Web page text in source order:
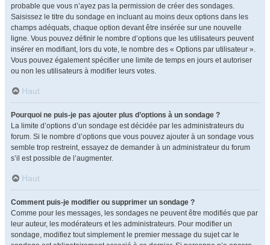
probable que vous n’ayez pas la permission de créer des sondages.
Saisissez le titre du sondage en incluant au moins deux options dans les
champs adéquats, chaque option devant être insérée sur une nouvelle
ligne. Vous pouvez définir le nombre d’options que les utilisateurs peuvent
insérer en modifiant, lors du vote, le nombre des « Options par utilisateur ».
Vous pouvez également spécifier une limite de temps en jours et autoriser
ou non les utilisateurs à modifier leurs votes.
Haut
Pourquoi ne puis-je pas ajouter plus d’options à un sondage ?
La limite d’options d’un sondage est décidée par les administrateurs du
forum. Si le nombre d’options que vous pouvez ajouter à un sondage vous
semble trop restreint, essayez de demander à un administrateur du forum
s’il est possible de l’augmenter.
Haut
Comment puis-je modifier ou supprimer un sondage ?
Comme pour les messages, les sondages ne peuvent être modifiés que par
leur auteur, les modérateurs et les administrateurs. Pour modifier un
sondage, modifiez tout simplement le premier message du sujet car le